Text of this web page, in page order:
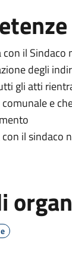
con il
degli
gli atti
e
il sindaco